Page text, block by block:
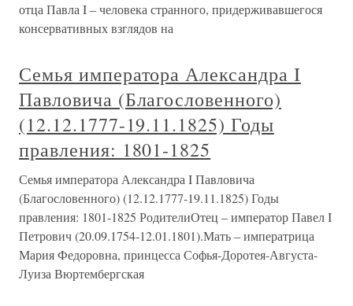
отца Павла I – человека странного, придерживавшегося
консервативных взглядов на
Семья императора Александра I
Павловича (Благословенного)
(12.12.1777-19.11.1825) Годы
правления: 1801-1825
Семья императора Александра I Павловича
(Благословенного) (12.12.1777-19.11.1825) Годы
правления: 1801-1825 РодителиОтец – император Павел I
Петрович (20.09.1754-12.01.1801).Мать – императрица
Мария Федоровна, принцесса Софья-Доротея-Августа-
Луиза Вюртембергская